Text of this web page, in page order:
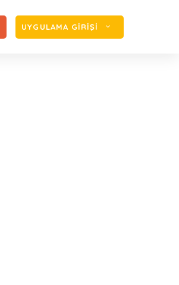
UYGULAMA GİRİŞİ